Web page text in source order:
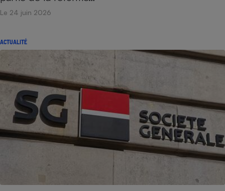
Le 24 juin 2026
ACTUALITÉ